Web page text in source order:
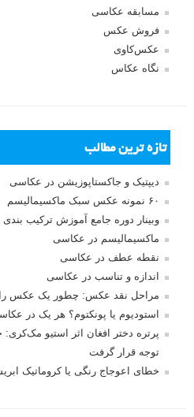
مسابقه عکاسی
فروش عکس
عکس‌کاوی
نگاه عکاس
تازه ترین مطالب
دیپتیک و جاکستا‌پوزیشن در عکاسی
۶۰ نمونه عکس سبک ماکسیمالیسم
وبینار دوره جامع آموزش ترکیب
ماکسیمالیسم در عکاسی
نقطه عطف در عکاسی
اندازه و تناسب در عکاسی
مراحل نقد عکس: چطور یک عکس را
استودیوم یا پونکتوم؟ هر یک در
پرتره دختر افغان اثر استیو
توجه قرار گرفت
خطای اعوجاج رنگی یا کروماتیک